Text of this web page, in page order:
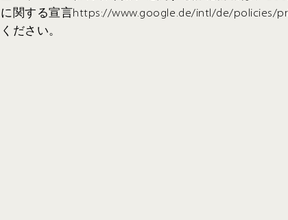
に関する宣言https://www.google.de/intl/de/policies/
ください。